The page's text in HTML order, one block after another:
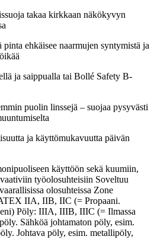
takaa kirkkaan näkökyvyn
ehkäisee naarmujen syntymistä ja
ja saippualla tai Bollé Safety B-
puolin linssejä – suojaa pysyvästi
ja käyttömukavuutta päivän
käyttöön sekä kuumiin,
työolosuhteisiin Soveltuu
olosuhteissa Zone
IIA, IIB, IIC (= Propaani.
Pöly: IIIA, IIIB, IIIC (= Ilmassa
Sähköä johtamaton pöly, esim.
Johtava pöly, esim. metallipöly,